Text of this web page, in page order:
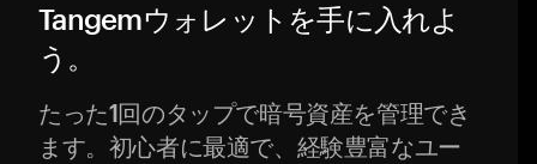
Tangemウォレットを手に入れよ
う。
たった1回のタップで暗号資産を管理でき
ます。初心者に最適で、経験豊富なユー